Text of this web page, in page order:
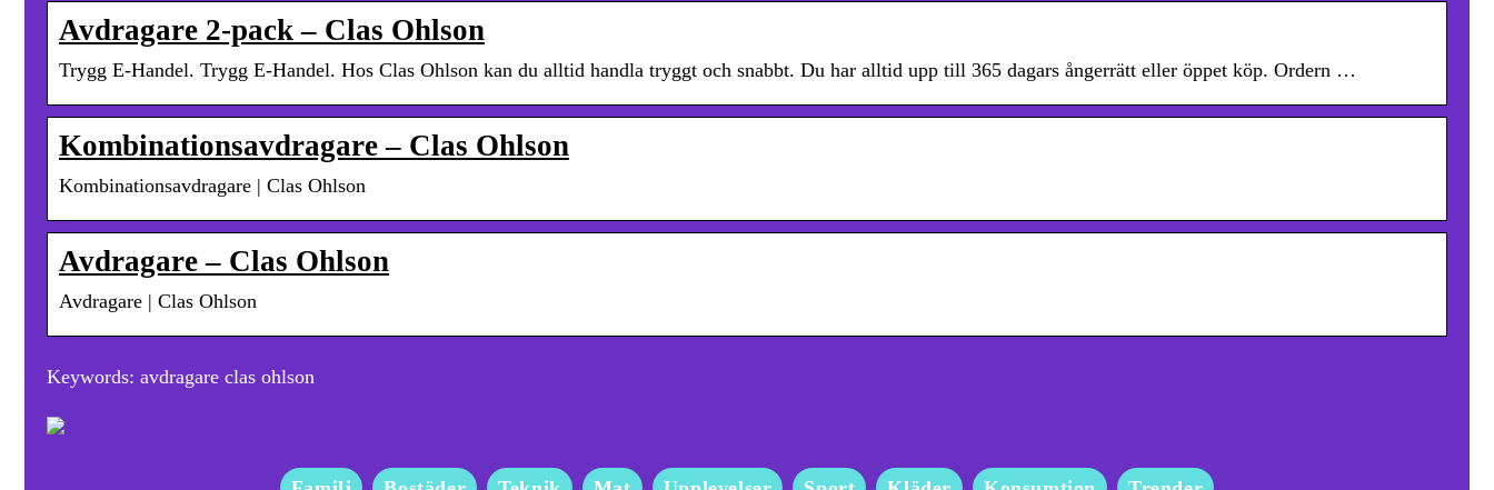
Avdragare 2-pack – Clas Ohlson
Trygg E-Handel. Trygg E-Handel. Hos Clas Ohlson kan du alltid handla tryggt och snabbt. Du har alltid upp till 365 dagars ångerrätt eller öppet köp. Ordern …
Kombinationsavdragare – Clas Ohlson
Kombinationsavdragare | Clas Ohlson
Avdragare – Clas Ohlson
Avdragare | Clas Ohlson
Keywords: avdragare clas ohlson